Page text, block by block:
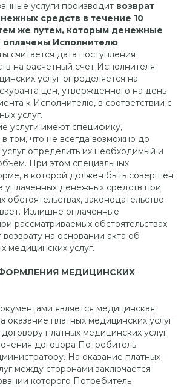
услуги производит возврат
средств в течение 10
же путем, которым денежные
оплачены Исполнителю.
считается дата поступления
на расчетный счет Исполнителя.
услуг определяется на
цен, утвержденного на день
к Исполнителю, в соответствии с
услуг.
услуги имеют специфику,
том, что не всегда возможно до
услуг определить их необходимый и
При этом специальных
в которой должен быть совершен
уплаченных денежных средств при
обстоятельствах, законодательство
Излишне оплаченные
рассматриваемых обстоятельствах
на основании акта об
медицинских услуг.
МЕДИЦИНСКИХ
является медицинская
оказание платных медицинских услуг
платных медицинских услуг
договора Потребитель
На оказание платных
между сторонами заключается
которого Потребитель